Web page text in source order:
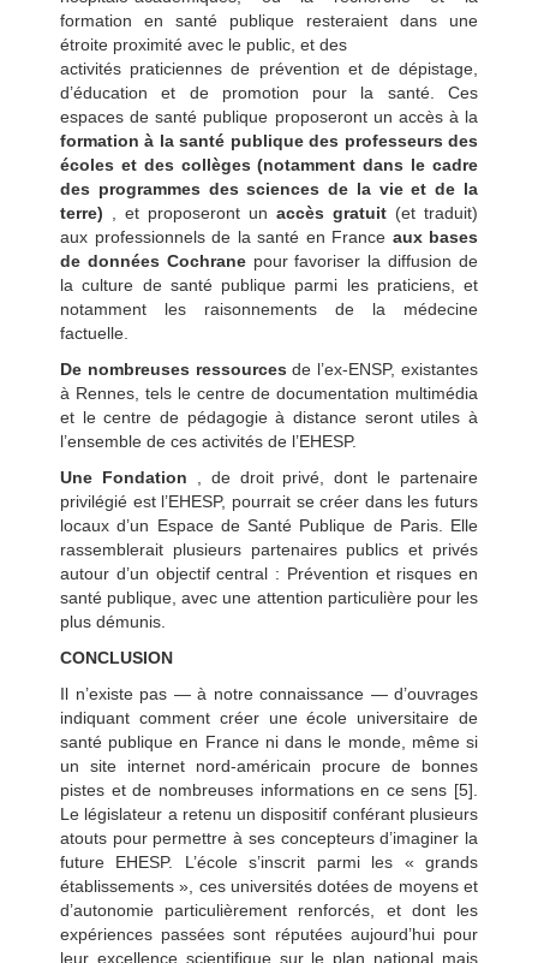
formation en santé publique resteraient dans une
étroite proximité avec le public, et des
activités praticiennes de prévention et de dépistage,
d’éducation et de promotion pour la santé. Ces
espaces de santé publique proposeront un accès à la
formation à la santé publique des professeurs des
écoles et des collèges (notamment dans le cadre
des programmes des sciences de la vie et de la
terre) , et proposeront un accès gratuit (et traduit)
aux professionnels de la santé en France aux bases
de données Cochranepour favoriser la diffusion de
la culture de santé publique parmi les praticiens, et
notamment les raisonnements de la médecine
factuelle.
De nombreuses ressources de l’ex-ENSP, existantes
à Rennes, tels le centre de documentation multimédia
et le centre de pédagogie à distance seront utiles à
l’ensemble de ces activités de l’EHESP.
Une Fondation , de droit privé, dont le partenaire
privilégié est l’EHESP, pourrait se créer dans les futurs
locaux d’un Espace de Santé Publique de Paris. Elle
rassemblerait plusieurs partenaires publics et privés
autour d’un objectif central : Prévention et risques en
santé publique, avec une attention particulière pour les
plus démunis.
CONCLUSION
Il n’existe pas — à notre connaissance — d’ouvrages
indiquant comment créer une école universitaire de
santé publique en France ni dans le monde, même si
un site internet nord-américain procure de bonnes
pistes et de nombreuses informations en ce sens [5].
Le législateur a retenu un dispositif conférant plusieurs
atouts pour permettre à ses concepteurs d’imaginer la
future EHESP. L’école s’inscrit parmi les « grands
établissements », ces universités dotées de moyens et
d’autonomie particulièrement renforcés, et dont les
expériences passées sont réputées aujourd’hui pour
leur excellence scientifique sur le plan national mais